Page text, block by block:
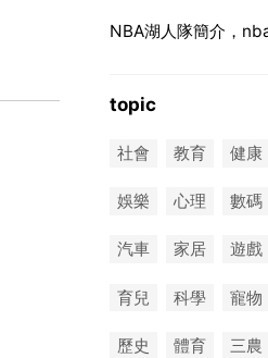
NBA湖人隊簡介，
topic
社會 教育 健康
娛樂 心理 數碼
汽車 家居 遊戲
育兒 科學 寵物
歷史 體育 三農